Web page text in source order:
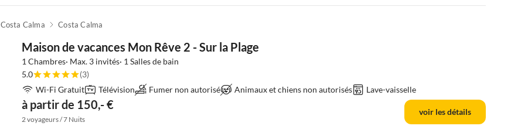
Costa Calma Costa Calma
Maison de vacances Mon Rêve 2 - Sur la Plage
1 Chambres· Max. 3 invités· 1 Salles de bain
5.0
(3)
Wi-Fi Gratuit
Télévision Fumer non autorisé Animaux et chiens non autorisés Lave-vaisselle
à partir de 150,- €
2 voyageurs / 7 Nuits
voir les détails